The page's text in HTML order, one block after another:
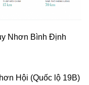
Nhơn Bình Định
Hội (Quốc lộ 19B)